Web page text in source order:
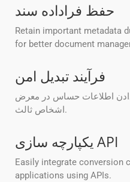
حفظ فراداده سند
Retain important metadata
for better document
فرآیند تبدیل امن
دادن اطلاعات حساس در معرض
اشخاص ثالث.
یکپارچه سازی API
Easily integrate conversion
applications using APIs.